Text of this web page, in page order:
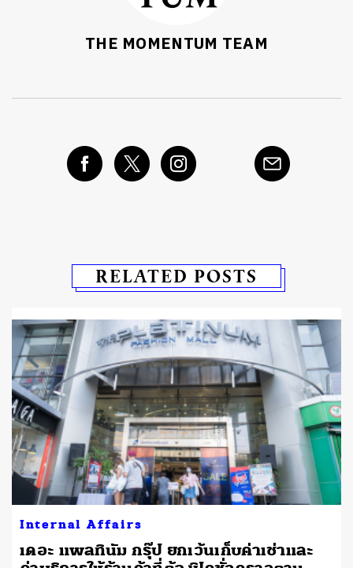
THE MOMENTUM TEAM
RELATED POSTS
Internal Affairs
เดอะ แพลทินัม กรุ๊ป ยกเว้นเก็บค่าเช่าและ